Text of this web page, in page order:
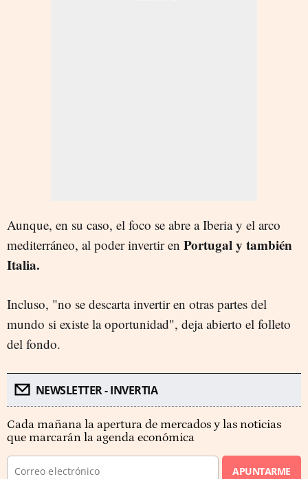
Aunque, en su caso, el foco se abre a Iberia y el arco
mediterráneo, al poder invertir en Portugal y también
Italia.
Incluso, "no se descarta invertir en otras partes del
mundo si existe la oportunidad", deja abierto el folleto
del fondo.
NEWSLETTER - INVERTIA
Cada mañana la apertura de mercados y las noticias
que marcarán la agenda económica
APUNTARME